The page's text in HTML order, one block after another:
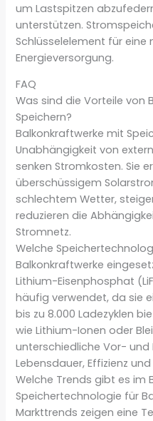
um Lastspitzen
unterstützen.
Schlüsselelement für
Energieversorgung.
FAQ
Was sind die Vorteile von
Speichern?
Balkonkraftwerke mit
Unabhängigkeit von
senken Stromkosten. Sie
überschüssigem
schlechtem Wetter,
reduzieren die
Stromnetz.
Welche
Balkonkraftwerke
Lithium-Eisenphosphat
häufig verwendet, da sie
bis zu 8.000 Ladezyklen
wie Lithium-Ionen oder
unterschiedliche Vor- und
Lebensdauer, Effizienz
Welche Trends gibt es im
Speichertechnologie für
Markttrends zeigen eine